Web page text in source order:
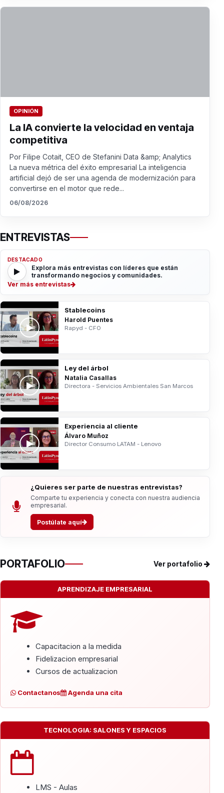
OPINIÓN
La IA convierte la velocidad en ventaja
competitiva
Por Filipe Cotait, CEO de Stefanini Data &amp; Analytics
La nueva métrica del éxito empresarial La inteligencia
artificial dejó de ser una agenda de modernización para
convertirse en el motor que rede...
06/08/2026
ENTREVISTAS
DESTACADO
Explora más entrevistas con líderes que están
transformando negocios y comunidades.
Ver más entrevistas
Stablecoins
Harold Puentes
Rapyd - CFO
Ley del árbol
Natalia Casallas
Directora - Servicios Ambientales San Marcos
Experiencia al cliente
Álvaro Muñoz
Director Consumo LATAM - Lenovo
¿Quieres ser parte de nuestras entrevistas?
Comparte tu experiencia y conecta con nuestra audiencia
empresarial.
Postúlate aquí
PORTAFOLIO Ver portafolio
APRENDIZAJE EMPRESARIAL
Capacitacion a la medida
Fidelizacion empresarial
Cursos de actualizacion
Contactanos Agenda una cita
TECNOLOGIA: SALONES Y ESPACIOS
LMS - Aulas